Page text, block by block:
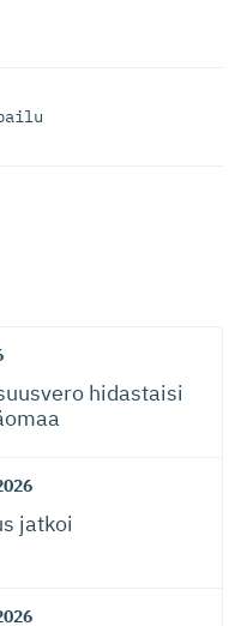
hidastaisi
jatkoi